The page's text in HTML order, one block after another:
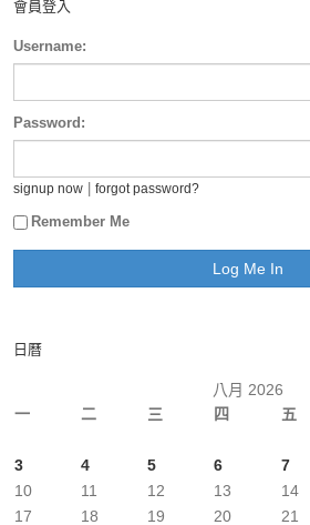
會員登入
Username:
Password:
signup now forgot password?
Remember Me
日曆
八月 2026
一
二 三 四 五
3
4 5 6 7
10
11 12 13 14
17
18 19 20 21